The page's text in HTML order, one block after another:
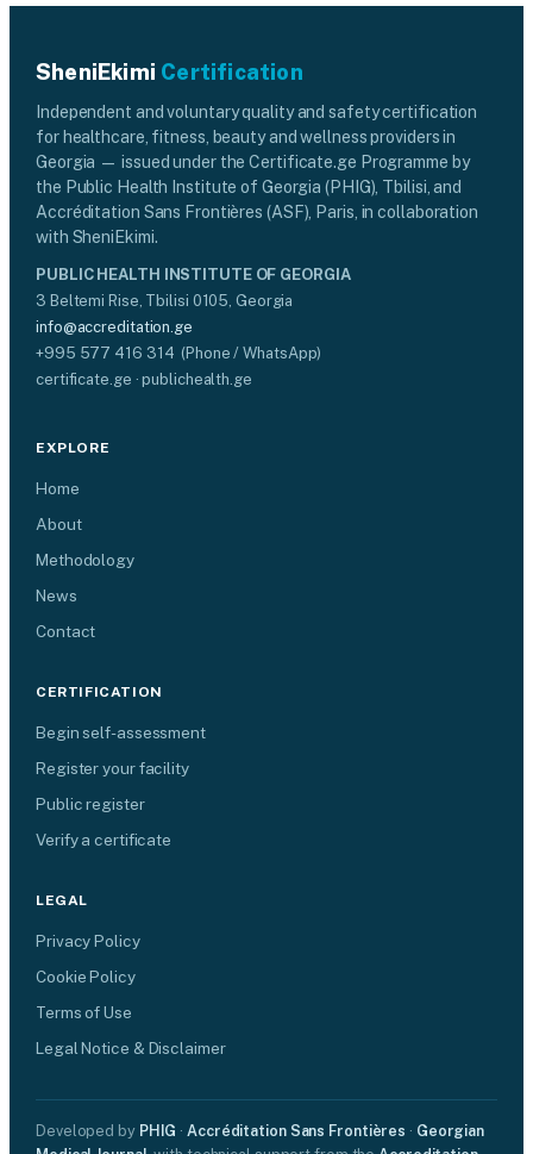
SheniEkimi Certification
Independent and voluntary quality and safety certification
for healthcare, fitness, beauty and wellness providers in
Georgia — issued under the Certificate.ge Programme by
the Public Health Institute of Georgia (PHIG), Tbilisi, and
Accréditation Sans Frontières (ASF), Paris, in collaboration
with SheniEkimi.
PUBLIC HEALTH INSTITUTE OF GEORGIA
3 Beltemi Rise, Tbilisi 0105, Georgia
info@accreditation.ge
+995 577 416 314 (Phone / WhatsApp)
certificate.ge · publichealth.ge
EXPLORE
Home
About
Methodology
News
Contact
CERTIFICATION
Begin self-assessment
Register your facility
Public register
Verify a certificate
LEGAL
Privacy Policy
Cookie Policy
Terms of Use
Legal Notice & Disclaimer
Developed by PHIG ·Accréditation Sans Frontières · Georgian